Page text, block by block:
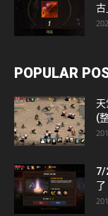
古
POPULAR
(
7/
了